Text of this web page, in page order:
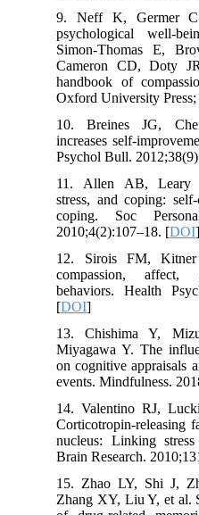
9. Neff K, Germer
psychological well-
Simon-Thomas E,
Cameron CD, Doty
handbook of
Oxford University
10. Breines JG,
increases self-
Psychol Bull.
11. Allen AB, Leary
stress, and coping:
coping. Soc
2010;4(2):107–18. [DOI
12. Sirois FM,
compassion, affect,
behaviors. Health
[DOI
13. Chishima Y,
Miyagawa Y. The
on cognitive
events. Mindfulness.
14. Valentino RJ,
Corticotropin-releasing
nucleus: Linking
Brain Research.
15. Zhao LY, Shi J,
Zhang XY, Liu Y, et al.